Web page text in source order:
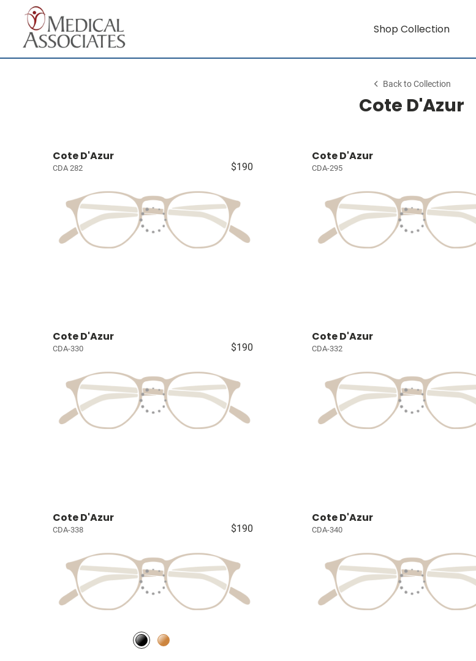
Shop Collection
Back to Collection
Cote D'Azur
Cote D'Azur
CDA 282 $190
Cote D'Azur
CDA-295
Cote D'Azur
CDA-330 $190
Cote D'Azur
CDA-332
Cote D'Azur
CDA-338 $190
Cote D'Azur
CDA-340